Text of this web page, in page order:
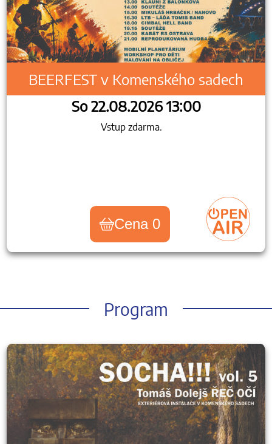
BEERFEST v Komenského sadech
So 22.08.2026 13:00
Vstup zdarma.
Cena 0
Program